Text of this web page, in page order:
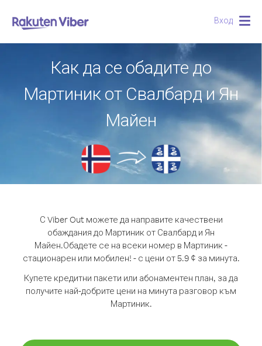
Вход
Как да се обадите до
Мартиник от Свалбард и Ян
Майен
С Viber Out можете да направите качествени
обаждания до Мартиник от Свалбард и Ян
Майен.Обадете се на всеки номер в Мартиник -
стационарен или мобилен! - с цени от 5.9 ¢ за минута.
Купете кредитни пакети или абонаментен план, за да
получите най-добрите цени на минута разговор към
Мартиник.